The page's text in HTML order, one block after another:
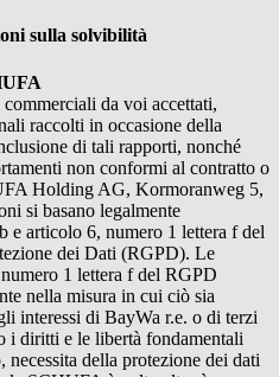
sulla solvibilità
da voi accettati,
raccolti in occasione della
di tali rapporti, nonché
non conformi al contratto o
Holding AG, Kormoranweg 5,
si basano legalmente
e articolo 6, numero 1 lettera f del
dei Dati (RGPD). Le
1 lettera f del RGPD
nella misura in cui ciò sia
interessi di BayWa r.e. o di terzi
i diritti e le libertà fondamentali
necessita della protezione dei dati